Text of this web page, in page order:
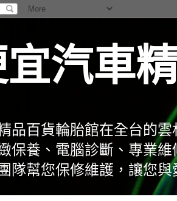
汽車
品百貨輪胎館在全台的
保養、電腦診斷、專業
隊幫您保修維護，讓您